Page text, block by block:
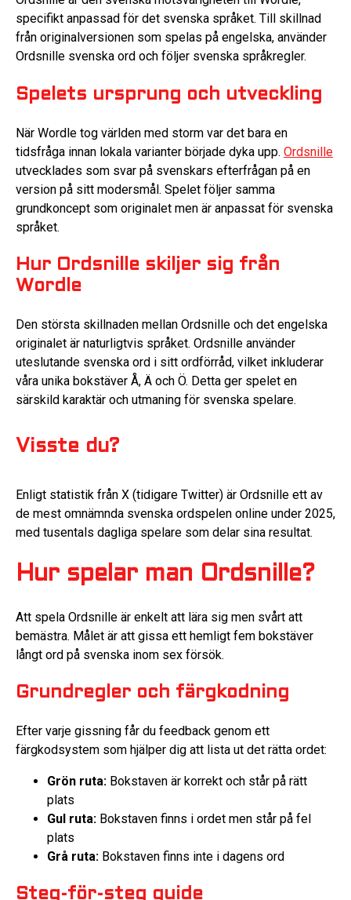
specifikt anpassad för det svenska språket. Till skillnad
från originalversionen som spelas på engelska, använder
Ordsnille svenska ord och följer svenska språkregler.
Spelets ursprung och utveckling
När Wordle tog världen med storm var det bara en
tidsfråga innan lokala varianter började dyka upp. Ordsnille
utvecklades som svar på svenskars efterfrågan på en
version på sitt modersmål. Spelet följer samma
grundkoncept som originalet men är anpassat för svenska
språket.
Hur Ordsnille skiljer sig från
Wordle
Den största skillnaden mellan Ordsnille och det engelska
originalet är naturligtvis språket. Ordsnille använder
uteslutande svenska ord i sitt ordförråd, vilket inkluderar
våra unika bokstäver Å, Ä och Ö. Detta ger spelet en
särskild karaktär och utmaning för svenska spelare.
Visste du?
Enligt statistik från X (tidigare Twitter) är Ordsnille ett av
de mest omnämnda svenska ordspelen online under 2025,
med tusentals dagliga spelare som delar sina resultat.
Hur spelar man Ordsnille?
Att spela Ordsnille är enkelt att lära sig men svårt att
bemästra. Målet är att gissa ett hemligt fem bokstäver
långt ord på svenska inom sex försök.
Grundregler och färgkodning
Efter varje gissning får du feedback genom ett
färgkodsystem som hjälper dig att lista ut det rätta ordet:
Grön ruta: Bokstaven är korrekt och står på rätt
plats
Gul ruta: Bokstaven finns i ordet men står på fel
plats
Grå ruta: Bokstaven finns inte i dagens ord
Steg-för-steg guide